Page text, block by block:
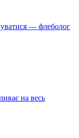
— флеболог
на весь